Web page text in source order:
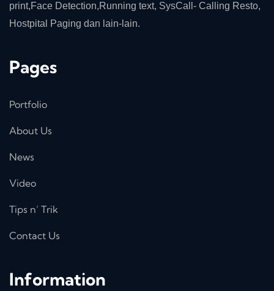
print,Face Detection,Running text, SysCall- Calling Resto,
Hostpital Paging dan lain-lain.
Pages
Portfolio
About Us
News
Video
Tips n’ Trik
Contact Us
Information